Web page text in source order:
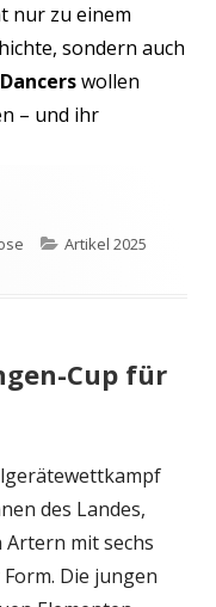
nur zu einem
sondern auch
wollen
– und ihr
Kategorien
Artikel 2025
Cup für
des Landes,
mit sechs
Die jungen